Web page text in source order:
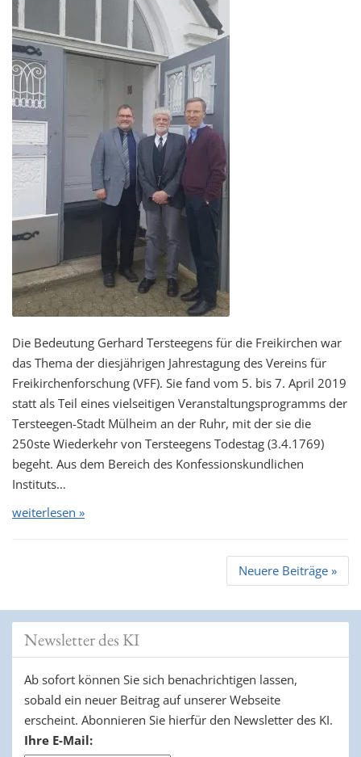
Die Bedeutung Gerhard Tersteegens für die Freikirchen war
das Thema der diesjährigen Jahrestagung des Vereins für
Freikirchenforschung (VFF). Sie fand vom 5. bis 7. April 2019
statt als Teil eines vielseitigen Veranstaltungsprogramms der
Tersteegen-Stadt Mülheim an der Ruhr, mit der sie die
250ste Wiederkehr von Tersteegens Todestag (3.4.1769)
begeht. Aus dem Bereich des Konfessionskundlichen
Instituts…
weiterlesen »
Neuere Beiträge »
Newsletter des KI
Ab sofort können Sie sich benachrichtigen lassen,
sobald ein neuer Beitrag auf unserer Webseite
erscheint. Abonnieren Sie hierfür den Newsletter des KI.
Ihre E-Mail: